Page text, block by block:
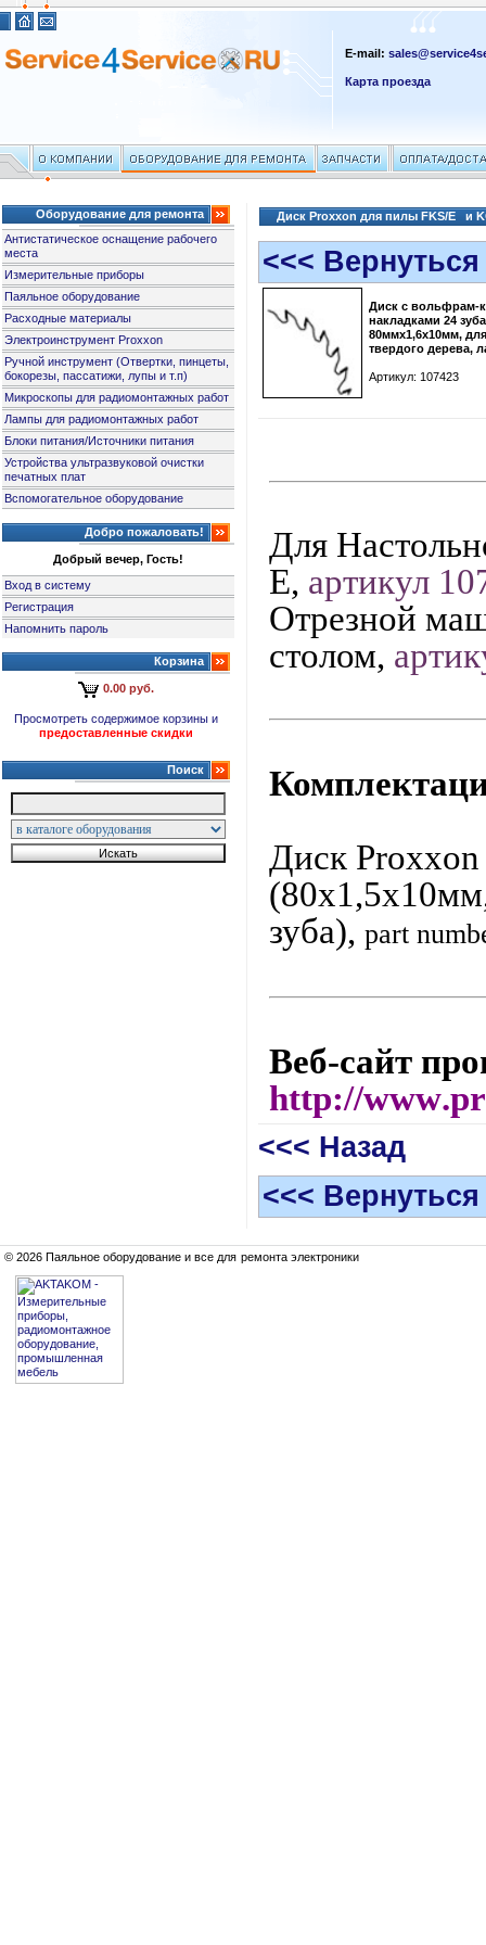
E-mail:
Карта проезда
Оборудование для ремонта
Антистатическое оснащение рабочего
места
Измерительные приборы
Паяльное оборудование
Расходные материалы
Электроинструмент Proxxon
Ручной инструмент (Отвертки, пинцеты,
бокорезы, пассатижи, лупы и т.п)
Микроскопы для радиомонтажных работ
Лампы для радиомонтажных работ
Блоки питания/Источники питания
Устройства ультразвуковой очистки
печатных плат
Вспомогательное оборудование
Добро пожаловать!
Добрый вечер, Гость!
Вход в систему
Регистрация
Напомнить пароль
Корзина
0.00 руб.
Просмотреть содержимое корзины и
предоставленные скидки
Поиск
Диск Proxxon для пилы FKS/E и
<<<
Диск с вольфрам-
накладками 24
80ммх1,6х10мм,
твердого дерева,
Артикул: 107423
Для
Е, артикул
Отрезной
столом,
Диск
зуба),part
Веб-сайт
http://www.
<<< Назад
<<<
© 2026 Паяльное оборудование и все для ремонта электроники